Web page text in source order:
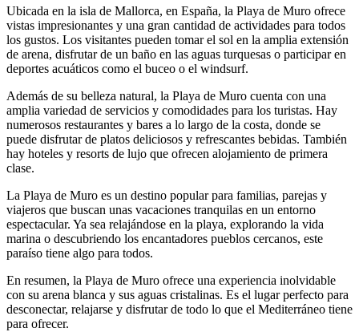
Ubicada en la isla de Mallorca, en España, la Playa de Muro ofrece
vistas impresionantes y una gran cantidad de actividades para todos
los gustos. Los visitantes pueden tomar el sol en la amplia extensión
de arena, disfrutar de un baño en las aguas turquesas o participar en
deportes acuáticos como el buceo o el windsurf.
Además de su belleza natural, la Playa de Muro cuenta con una
amplia variedad de servicios y comodidades para los turistas. Hay
numerosos restaurantes y bares a lo largo de la costa, donde se
puede disfrutar de platos deliciosos y refrescantes bebidas. También
hay hoteles y resorts de lujo que ofrecen alojamiento de primera
clase.
La Playa de Muro es un destino popular para familias, parejas y
viajeros que buscan unas vacaciones tranquilas en un entorno
espectacular. Ya sea relajándose en la playa, explorando la vida
marina o descubriendo los encantadores pueblos cercanos, este
paraíso tiene algo para todos.
En resumen, la Playa de Muro ofrece una experiencia inolvidable
con su arena blanca y sus aguas cristalinas. Es el lugar perfecto para
desconectar, relajarse y disfrutar de todo lo que el Mediterráneo tiene
para ofrecer.